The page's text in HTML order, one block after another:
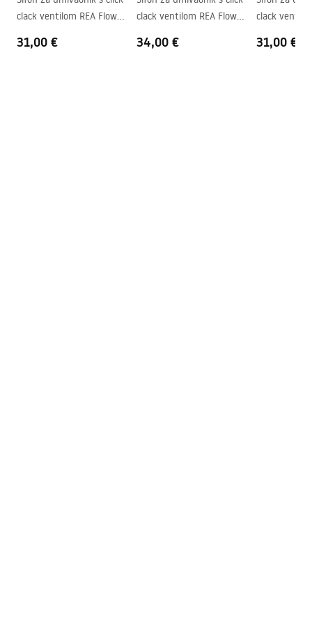
Otvor za slavinu
NE
clack ventilom REA Flow
31,00 €
clack ventilom REA Flow
34,00 €
clack
31,00 €